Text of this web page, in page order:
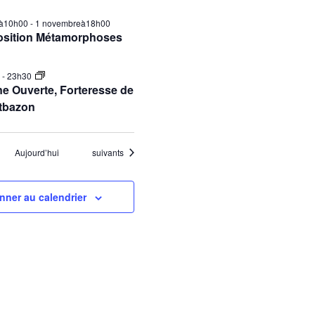
Métamorphoses
- 1 novembreà18h00
Ouverte, Forteresse de
-23h30
Aujourd’hui Évènements
suivants
au calendrier